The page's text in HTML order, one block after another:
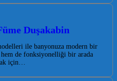
Duşakabin
ile banyonuza modern bir
hem de fonksiyonelliği bir arada
için…